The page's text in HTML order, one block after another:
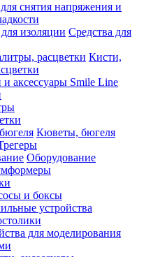
снятия напряжения и
Средства для
Кисти,
и аксессуары Smile Line
Кюветы, бюгеля
Оборудование
и боксы
устройства
для моделирования